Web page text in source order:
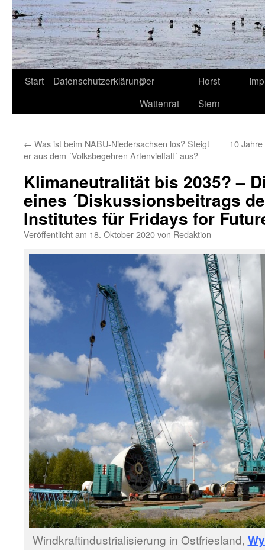
Start DatenschutzerklärungDer
Wattenrat
Horst
Stern
← Was ist beim NABU-Niedersachsen los? Steigt
er aus dem ´Volksbegehren Artenvielfalt´ aus?
10
Klimaneutralität bis 2035? –
eines ´Diskussionsbeitrags
Institutes für Fridays for
Veröffentlicht am 18. Oktober 2020von Redaktion
Windkraftindustrialisierung in Ostfriesland,